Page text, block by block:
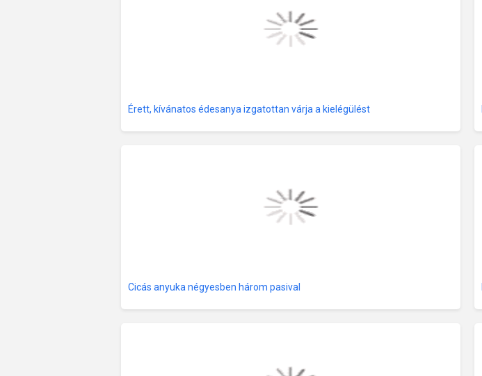
Érett, kívánatos édesanya izgatottan várja a kielégülést
Cicás anyuka négyesben három pasival